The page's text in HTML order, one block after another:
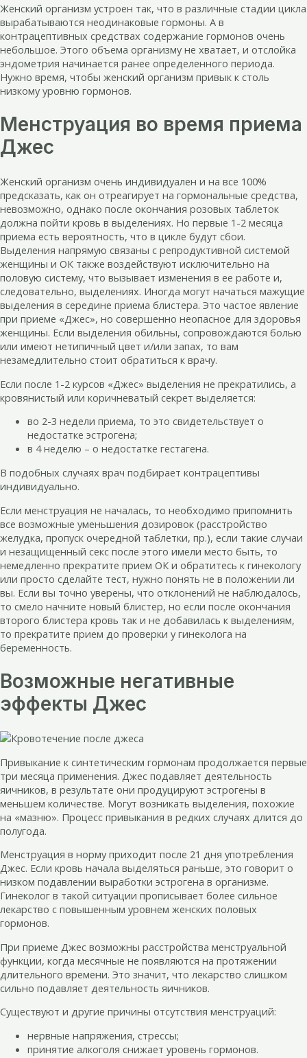
Женский организм устроен так, что в различные стадии цикла
вырабатываются неодинаковые гормоны. А в
контрацептивных средствах содержание гормонов очень
небольшое. Этого объема организму не хватает, и отслойка
эндометрия начинается ранее определенного периода.
Нужно время, чтобы женский организм привык к столь
низкому уровню гормонов.
Менструация во время приема
Джес
Женский организм очень индивидуален и на все 100%
предсказать, как он отреагирует на гормональные средства,
невозможно, однако после окончания розовых таблеток
должна пойти кровь в выделениях. Но первые 1-2 месяца
приема есть вероятность, что в цикле будут сбои.
Выделения напрямую связаны с репродуктивной системой
женщины и ОК также воздействуют исключительно на
половую систему, что вызывает изменения в ее работе и,
следовательно, выделениях. Иногда могут начаться мажущие
выделения в середине приема блистера. Это частое явление
при приеме «Джес», но совершенно неопасное для здоровья
женщины. Если выделения обильны, сопровождаются болью
или имеют нетипичный цвет и/или запах, то вам
незамедлительно стоит обратиться к врачу.
Если после 1-2 курсов «Джес» выделения не прекратились, а
кровянистый или коричневатый секрет выделяется:
во 2-3 недели приема, то это свидетельствует о
недостатке эстрогена;
в 4 неделю – о недостатке гестагена.
В подобных случаях врач подбирает контрацептивы
индивидуально.
Если менструация не началась, то необходимо припомнить
все возможные уменьшения дозировок (расстройство
желудка, пропуск очередной таблетки, пр.), если такие случаи
и незащищенный секс после этого имели место быть, то
немедленно прекратите прием ОК и обратитесь к гинекологу
или просто сделайте тест, нужно понять не в положении ли
вы. Если вы точно уверены, что отклонений не наблюдалось,
то смело начните новый блистер, но если после окончания
второго блистера кровь так и не добавилась к выделениям,
то прекратите прием до проверки у гинеколога на
беременность.
Возможные негативные
эффекты Джес
Привыкание к синтетическим гормонам продолжается первые
три месяца применения. Джес подавляет деятельность
яичников, в результате они продуцируют эстрогены в
меньшем количестве. Могут возникать выделения, похожие
на «мазню». Процесс привыкания в редких случаях длится до
полугода.
Менструация в норму приходит после 21 дня употребления
Джес. Если кровь начала выделяться раньше, это говорит о
низком подавлении выработки эстрогена в организме.
Гинеколог в такой ситуации прописывает более сильное
лекарство с повышенным уровнем женских половых
гормонов.
При приеме Джес возможны расстройства менструальной
функции, когда месячные не появляются на протяжении
длительного времени. Это значит, что лекарство слишком
сильно подавляет деятельность яичников.
Существуют и другие причины отсутствия менструаций:
нервные напряжения, стрессы;
принятие алкоголя снижает уровень гормонов.